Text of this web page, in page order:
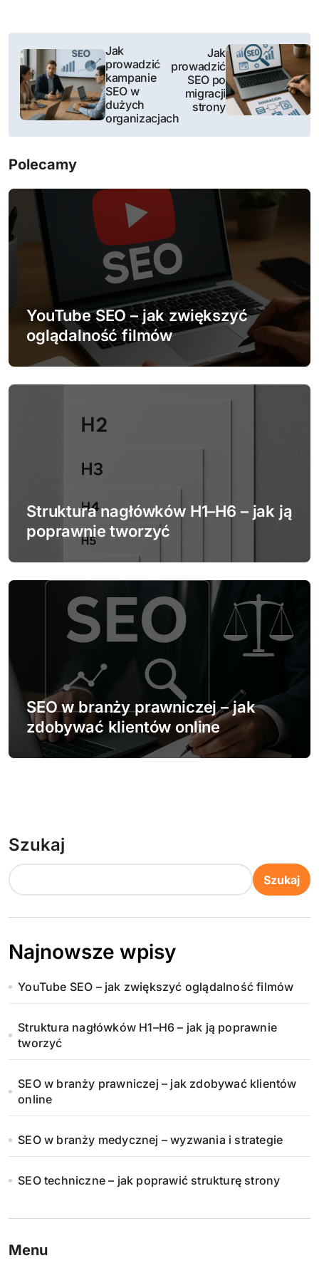
N
w
i
g
a
c
j
i
s
Jak
prowadzić
kampanie
SEO w
dużych
organizacjach
Jak
prowadzić
SEO po
migracji
strony
Polecamy
YouTube SEO – jak zwiększyć
oglądalność filmów
Struktura nagłówków H1–H6 – jak ją
poprawnie tworzyć
SEO w branży prawniczej – jak
zdobywać klientów online
Szukaj
Szukaj
Najnowsze wpisy
YouTube SEO – jak zwiększyć oglądalność filmów
Struktura nagłówków H1–H6 – jak ją poprawnie
tworzyć
SEO w branży prawniczej – jak zdobywać klientów
online
SEO w branży medycznej – wyzwania i strategie
SEO techniczne – jak poprawić strukturę strony
Menu